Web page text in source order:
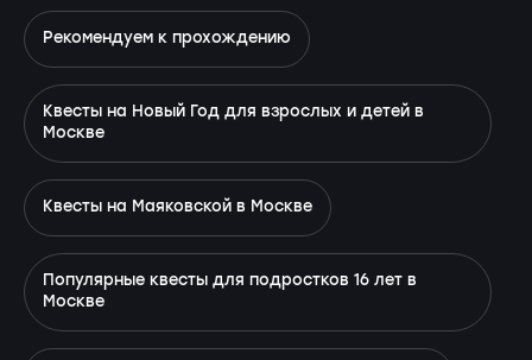
Рекомендуем к прохождению
Квесты на Новый Год для взрослых и детей в
Москве
Квесты на Маяковской в Москве
Популярные квесты для подростков 16 лет в
Москве